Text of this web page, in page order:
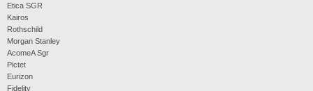
Etica SGR
Kairos
Rothschild
Morgan Stanley
AcomeA Sgr
Pictet
Eurizon
Fidelity